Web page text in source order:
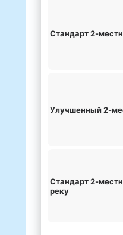
Стандарт 2-
Улучшенный 2-
Стандарт 2-
реку